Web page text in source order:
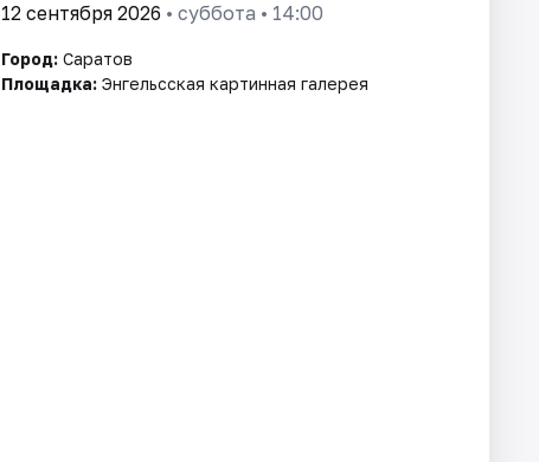
12 сентября 2026 • суббота • 14:00
Город: Саратов
Площадка: Энгельсская картинная галерея